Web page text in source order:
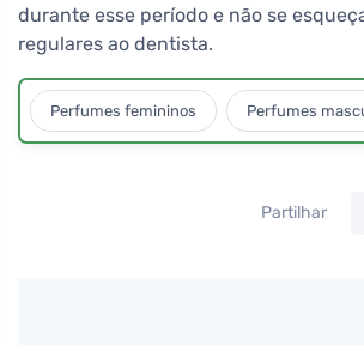
durante esse período e não se
regulares ao dentista.
Perfumes femininos Perfumes
Partilhar